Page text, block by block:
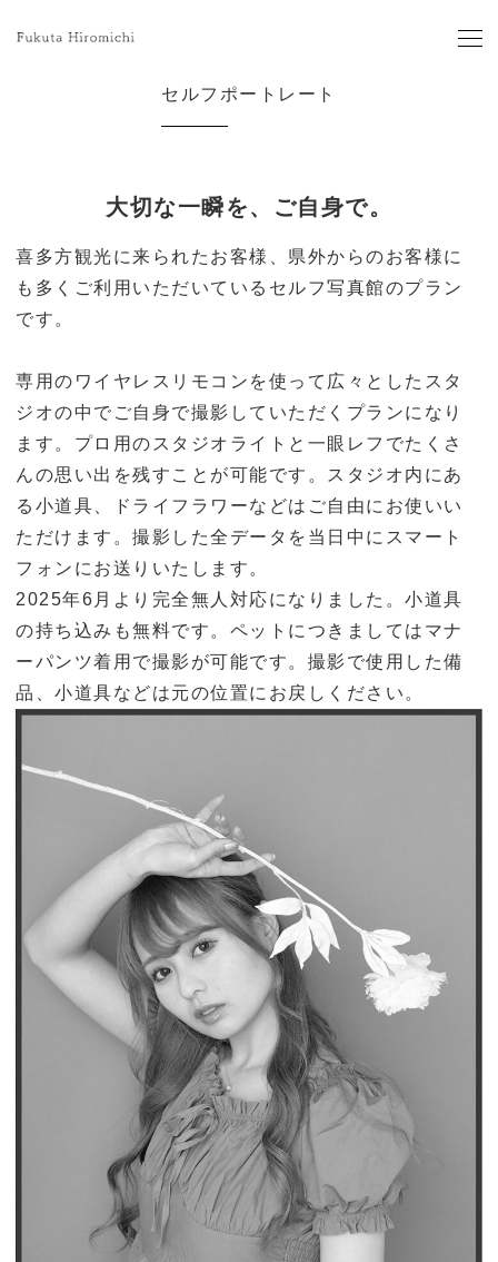
セルフポートレート
大切な一瞬を、ご自身で。
喜多方観光に来られたお客様、県外からのお客様に
も多くご利用いただいているセルフ写真館のプラン
です。
専用のワイヤレスリモコンを使って広々としたスタ
ジオの中でご自身で撮影していただくプランになり
ます。プロ用のスタジオライトと一眼レフでたくさ
んの思い出を残すことが可能です。スタジオ内にあ
る小道具、ドライフラワーなどはご自由にお使いい
ただけます。撮影した全データを当日中にスマート
フォンにお送りいたします。
2025年6月より 完全無人対応になりました。小道具
の持ち込みも無料です。ペットにつきましてはマナ
ーパンツ着用で撮影が可能です。撮影で使用した備
品、小道具などは元の位置にお戻しください。